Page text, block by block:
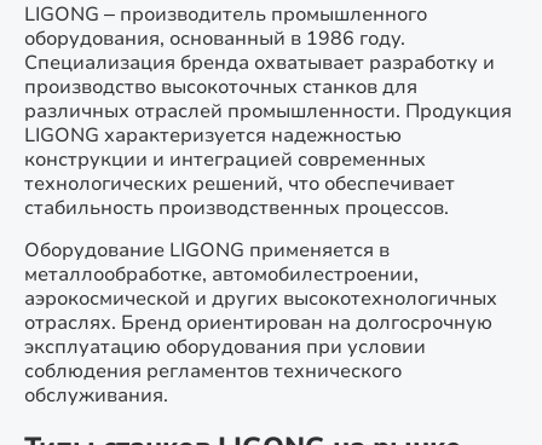
LIGONG – производитель промышленного
оборудования, основанный в 1986 году.
Специализация бренда охватывает разработку и
производство высокоточных станков для
различных отраслей промышленности. Продукция
LIGONG характеризуется надежностью
конструкции и интеграцией современных
технологических решений, что обеспечивает
стабильность производственных процессов.
Оборудование LIGONG применяется в
металлообработке, автомобилестроении,
аэрокосмической и других высокотехнологичных
отраслях. Бренд ориентирован на долгосрочную
эксплуатацию оборудования при условии
соблюдения регламентов технического
обслуживания.